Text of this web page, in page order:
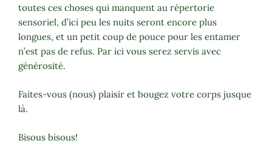
toutes ces choses qui manquent au répertorie
sensoriel, d’ici peu les nuits seront encore plus
longues, et un petit coup de pouce pour les entamer
n’est pas de refus. Par ici vous serez servis avec
générosité.
Faites-vous (nous) plaisir et bougez votre corps jusque
là.
Bisous bisous!